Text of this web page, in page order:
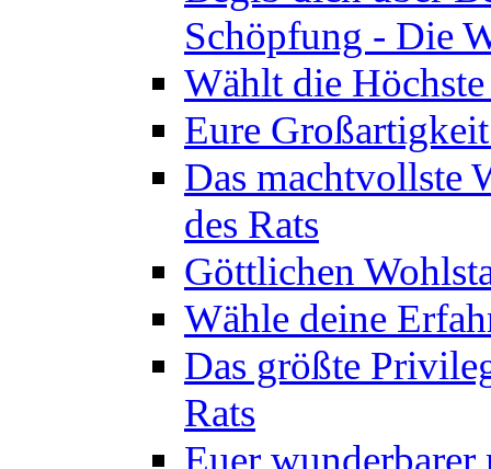
Schöpfung - Die
Wählt die
Eure
Das machtvollste
des Rats
Göttlichen
Wähle deine
Das größte
Rats
Euer